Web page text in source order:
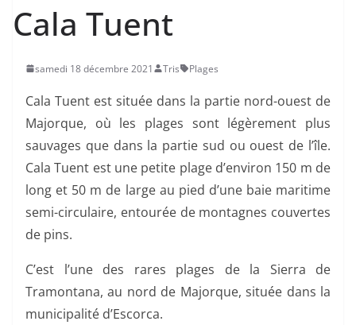
Cala Tuent
samedi 18 décembre 2021 Tris Plages
Cala Tuent est située dans la partie nord-ouest de
Majorque, où les plages sont légèrement plus
sauvages que dans la partie sud ou ouest de l’île.
Cala Tuent est une petite plage d’environ 150 m de
long et 50 m de large au pied d’une baie maritime
semi-circulaire, entourée de montagnes couvertes
de pins.
C’est l’une des rares plages de la Sierra de
Tramontana, au nord de Majorque, située dans la
municipalité d’Escorca.